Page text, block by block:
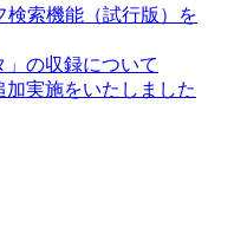
検索機能（試行版）を
」の収録について
実施をいたしました